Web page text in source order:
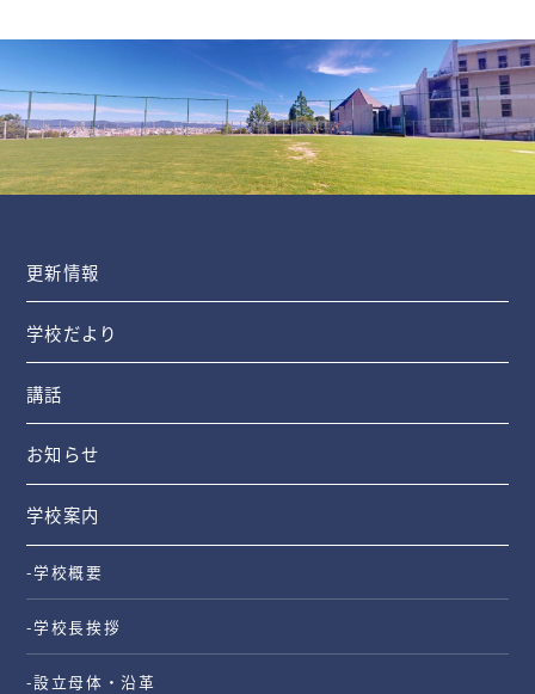
更新情報
学校だより
講話
お知らせ
学校案内
-学校概要
-学校長挨拶
-設立母体・沿革